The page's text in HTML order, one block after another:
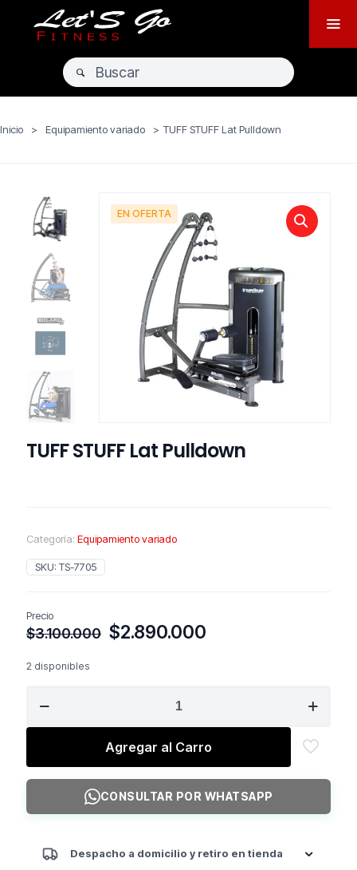
Inicio > Equipamiento variado > TUFF STUFF Lat Pulldown
EN OFERTA
TUFF STUFF Lat Pulldown
Categoría: Equipamiento variado
SKU: TS-7705
Precio
$3.100.000 El
$3.100.000.
$2.890.000
2 disponibles
STUFF
Agregar al Carro
CONSULTAR POR WHATSAPP
Despacho a domicilio y retiro en tienda